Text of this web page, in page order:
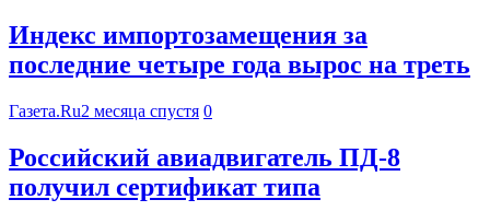
Индекс импортозамещения за
последние четыре года вырос на треть
Газета.Ru2 месяца спустя 0
Российский авиадвигатель ПД-8
получил сертификат типа